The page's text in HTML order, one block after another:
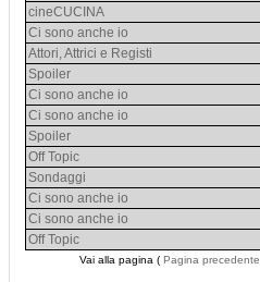
cineCUCINA
Ci sono anche io
Attori, Attrici e Registi
Spoiler
Ci sono anche io
Ci sono anche io
Spoiler
Off Topic
Sondaggi
Ci sono anche io
Ci sono anche io
Off Topic
Vai alla pagina ( Pagina precedente